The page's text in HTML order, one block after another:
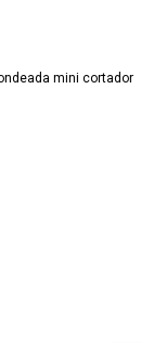
mini cortador